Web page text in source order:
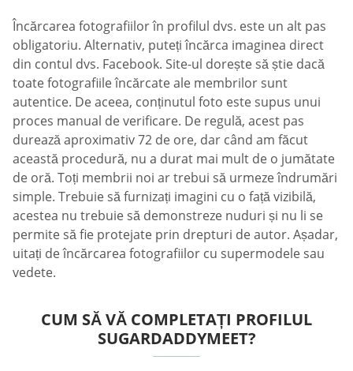
Încărcarea fotografiilor în profilul dvs. este un alt pas
obligatoriu. Alternativ, puteți încărca imaginea direct
din contul dvs. Facebook. Site-ul dorește să știe dacă
toate fotografiile încărcate ale membrilor sunt
autentice. De aceea, conținutul foto este supus unui
proces manual de verificare. De regulă, acest pas
durează aproximativ 72 de ore, dar când am făcut
această procedură, nu a durat mai mult de o jumătate
de oră. Toți membrii noi ar trebui să urmeze îndrumări
simple. Trebuie să furnizați imagini cu o față vizibilă,
acestea nu trebuie să demonstreze nuduri și nu li se
permite să fie protejate prin drepturi de autor. Așadar,
uitați de încărcarea fotografiilor cu supermodele sau
vedete.
CUM SĂ VĂ COMPLETAȚI PROFILUL
SUGARDADDYMEET?